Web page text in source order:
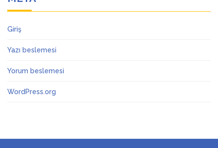
Giriş
Yazı beslemesi
Yorum beslemesi
WordPress.org